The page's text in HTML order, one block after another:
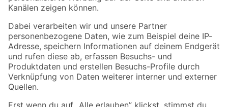
Folge uns
Zahlungsarten Versandarten
Sicher einkaufen